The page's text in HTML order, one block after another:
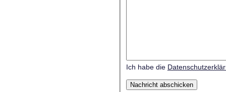
Ich habe die